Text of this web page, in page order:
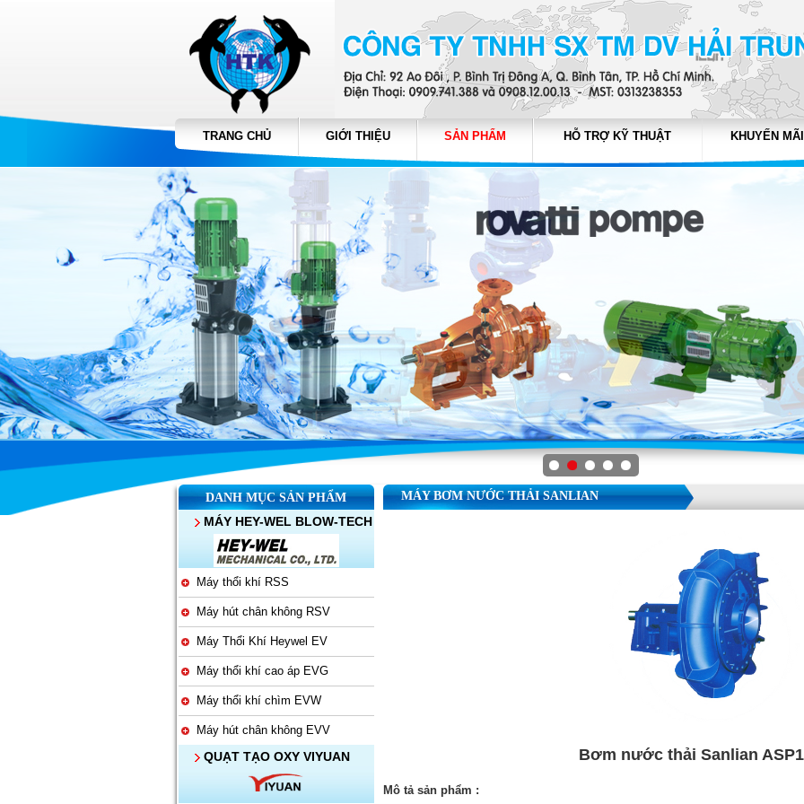
TRANG CHỦ GIỚI THIỆU SẢN PHẨM HỖ TRỢ KỸ THUẬT KHUYẾN MÃI
DANH MỤC SẢN PHẨM
MÁY HEY-WEL BLOW-TECH
Máy thổi khí RSS
Máy hút chân không RSV
Máy Thổi Khí Heywel EV
Máy thổi khí cao áp EVG
Máy thổi khí chìm EVW
Máy hút chân không EVV
QUẠT TẠO OXY VIYUAN
MÁY BƠM NƯỚC THẢI SANLIAN
Bơm nước thải Sanlian
Mô tả sản phẩm :